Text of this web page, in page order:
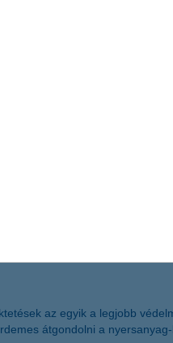
hamarosan éllovas
az egyik a legjobb
átgondolni a